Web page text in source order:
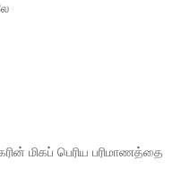
மிகப் பெரிய பரிமாணத்தை